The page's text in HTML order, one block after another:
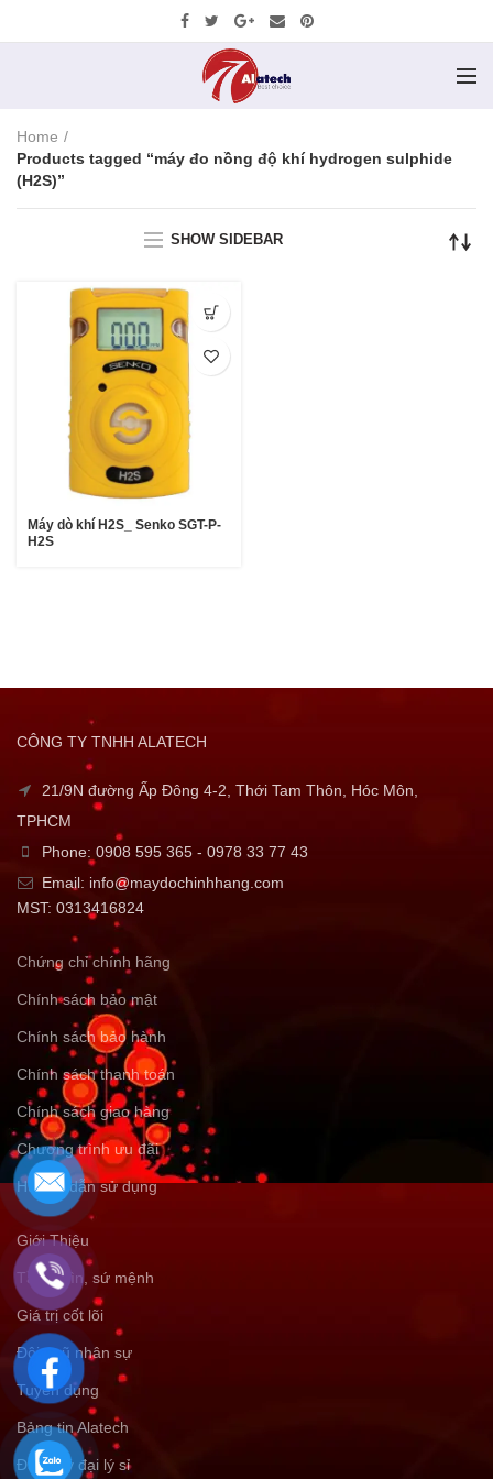
Home
Products tagged “máy đo nồng độ khí hydrogen sulphide
(H2S)”
SHOW SIDEBAR
Máy dò khí H2S_ Senko SGT-P-
H2S
CÔNG TY TNHH ALATECH
21/9N đường Ấp Đông 4-2, Thới Tam Thôn, Hóc Môn,
TPHCM
Phone: 0908 595 365 - 0978 33 77 43
Email: info@maydochinhhang.com
MST: 0313416824
Chứng chỉ chính hãng
Chính sách bảo mật
Chính sách bảo hành
Chính sách thanh toán
Chính sách giao hàng
Chương trình ưu đãi
Hướng dẫn sử dụng
Giới Thiệu
Tầm nhìn, sứ mệnh
Giá trị cốt lõi
Đội ngũ nhân sự
Tuyển dụng
Bảng tin Alatech
Đăng ký đại lý sỉ